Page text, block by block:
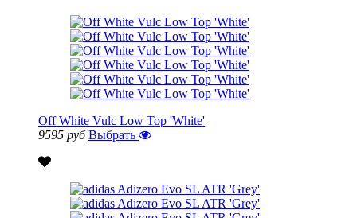
Off White Vulc Low Top 'White'
9595 руб Выбрать